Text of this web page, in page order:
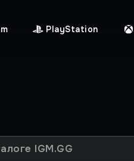
PlayStation